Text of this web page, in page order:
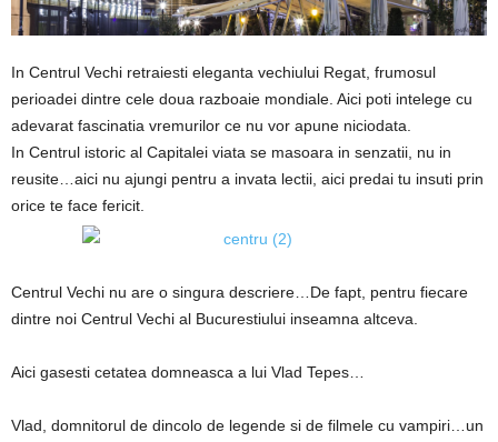
In Centrul Vechi retraiesti eleganta vechiului Regat, frumosul
perioadei dintre cele doua razboaie mondiale. Aici poti intelege cu
adevarat fascinatia vremurilor ce nu vor apune niciodata.
In Centrul istoric al Capitalei viata se masoara in senzatii, nu in
reusite…aici nu ajungi pentru a invata lectii, aici predai tu insuti prin
orice te face fericit.
Centrul Vechi nu are o singura descriere…De fapt, pentru fiecare
dintre noi Centrul Vechi al Bucurestiului inseamna altceva.
Aici gasesti cetatea domneasca a lui Vlad Tepes…
Vlad, domnitorul de dincolo de legende si de filmele cu vampiri…un